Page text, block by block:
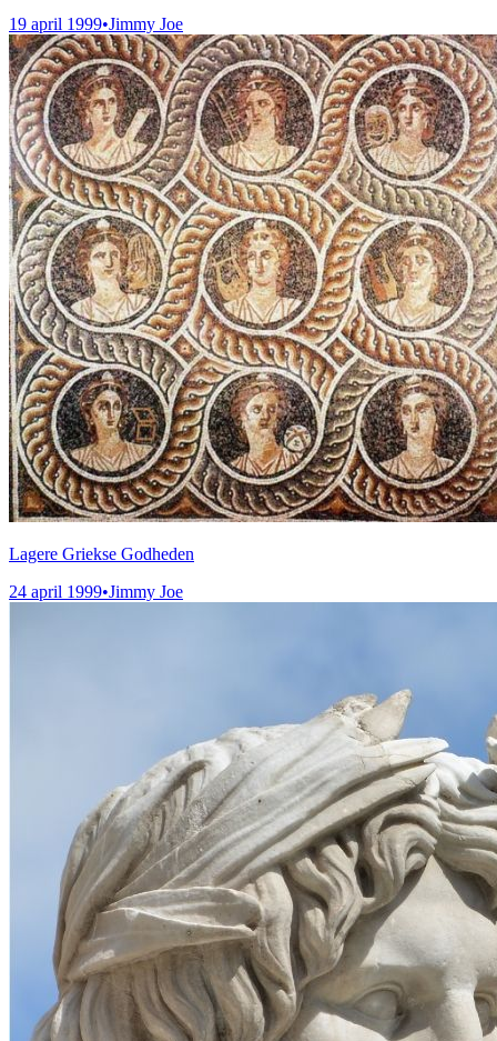
19 april 1999•Jimmy Joe
Lagere Griekse Godheden
24 april 1999•Jimmy Joe